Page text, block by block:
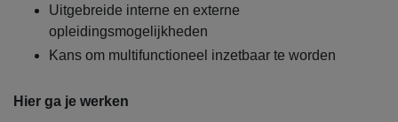
Uitgebreide interne en externe
opleidingsmogelijkheden
Kans om multifunctioneel inzetbaar te worden
Hier ga je werken